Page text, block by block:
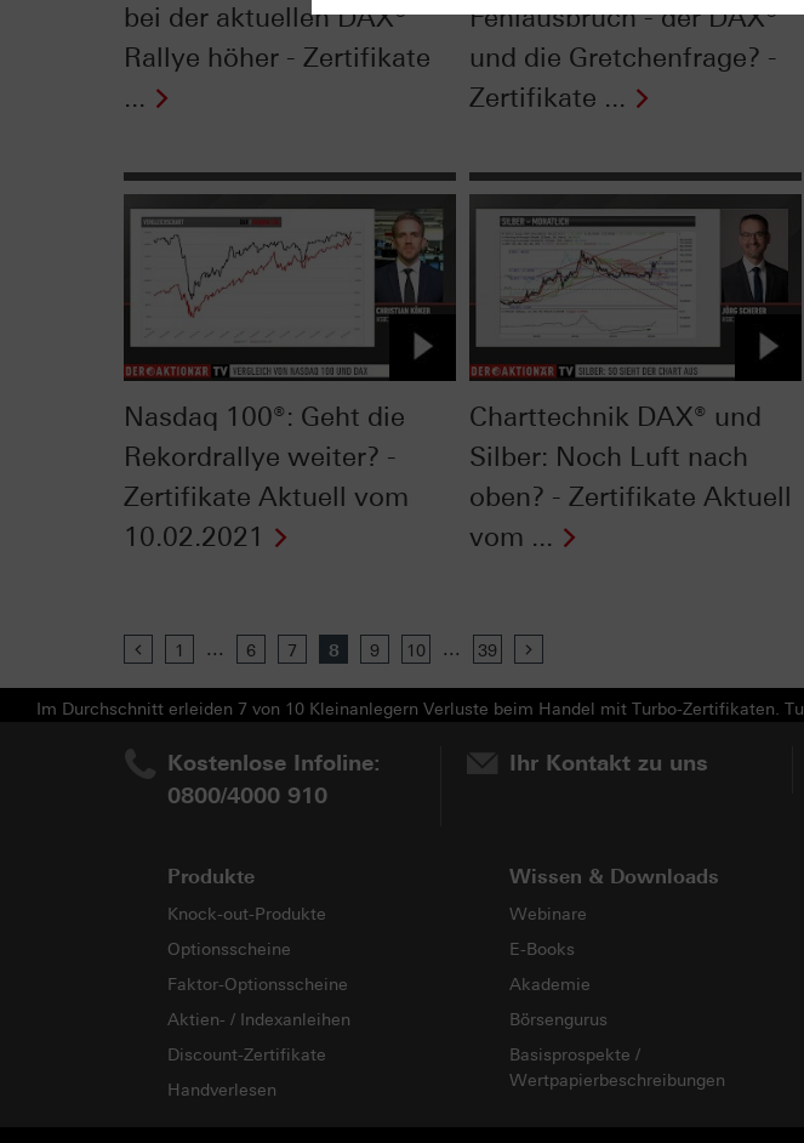
bei der aktuellen DAX®
Rallye höher - Zertifikate
...
Fehlausbruch - der DAX®
und die Gretchenfrage? -
Zertifikate ...
Nasdaq 100®: Geht die
Rekordrallye weiter? -
Zertifikate Aktuell vom
10.02.2021
Charttechnik DAX® und
Silber: Noch Luft nach
oben? - Zertifikate Aktuell
vom ...
Previous
1 ... 6 7 8 9 10 ... 39
Im Durchschnitt erleiden 7 von 10 Kleinanlegern Verluste beim Handel mit Turbo-Zertifikaten.
Kostenlose Infoline:
0800/4000 910
Ihr Kontakt zu uns
Produkte
Knock-out-Produkte
Optionsscheine
Faktor-Optionsscheine
Aktien- / Indexanleihen
Discount-Zertifikate
Handverlesen
Wissen & Downloads
Webinare
E-Books
Akademie
Börsengurus
Basisprospekte /
Wertpapierbeschreibungen